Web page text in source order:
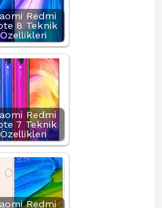
Redmi
8 Teknik
Özellikleri
Redmi
7 Teknik
Özellikleri
Redmi